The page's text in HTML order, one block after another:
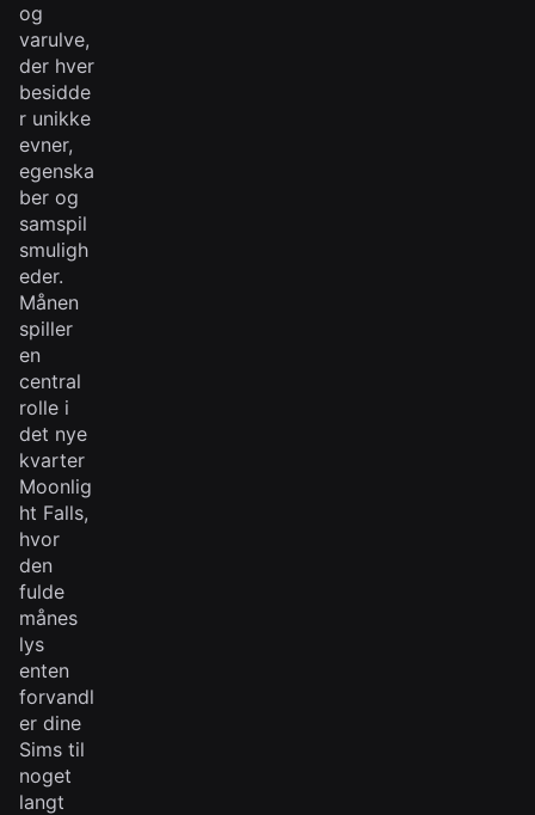
og
varulve,
der hver
besidde
r unikke
evner,
egenska
ber og
samspil
smuligh
eder.
Månen
spiller
en
central
rolle i
det nye
kvarter
Moonlig
ht Falls,
hvor
den
fulde
månes
lys
enten
forvandl
er dine
Sims til
noget
langt